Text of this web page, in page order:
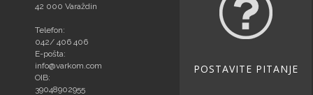
42 000 Varaždin
Telefon:
042/ 406 406
E-pošta:
info@varkom.com
OIB:
39048902955
POSTAVITE PITANJE